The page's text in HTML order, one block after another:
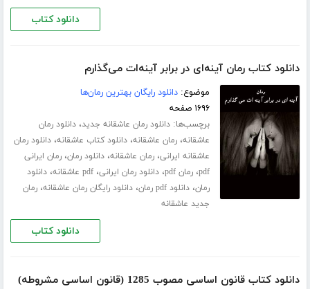
دانلود کتاب
دانلود کتاب رمان آینه‌ای در برابر آینه‌ات می‌گذارم
موضوع:دانلود رایگان بهترین رمان‌ها
۱۶۹۶ صفحه
برچسب‌ها:دانلود رمان عاشقانه جدید،دانلود رمان
عاشقانه،رمان عاشقانه،دانلود کتاب عاشقانه،دانلود رمان
عاشقانه ایرانی،رمان عاشقانه،دانلود رمان،رمان ایرانی
pdf،رمان pdf ،دانلود رمان ایرانی،pdf عاشقانه ،دانلود
رمان،دانلود pdf رمان ،دانلود رایگان رمان عاشقانه،رمان
جدید عاشقانه
دانلود کتاب
دانلود کتاب قانون اساسی مصوب 1285 (قانون اساسی مشروطه)